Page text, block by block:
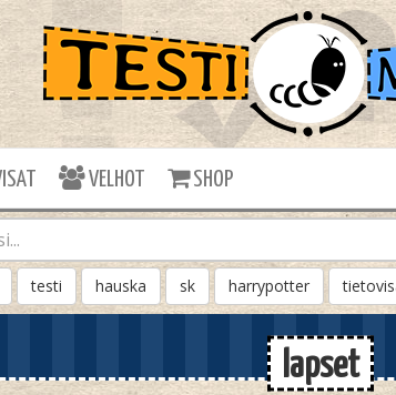
VELHOT SHOP
testi hauska sk harrypotter
lapset